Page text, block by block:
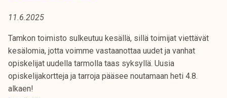
11.6.2025
Tamkon toimisto sulkeutuu kesällä, sillä toimijat viettävät
kesälomia, jotta voimme vastaanottaa uudet ja vanhat
opiskelijat uudella tarmolla taas syksyllä. Uusia
opiskelijakortteja ja tarroja pääsee noutamaan heti 4.8.
alkaen!